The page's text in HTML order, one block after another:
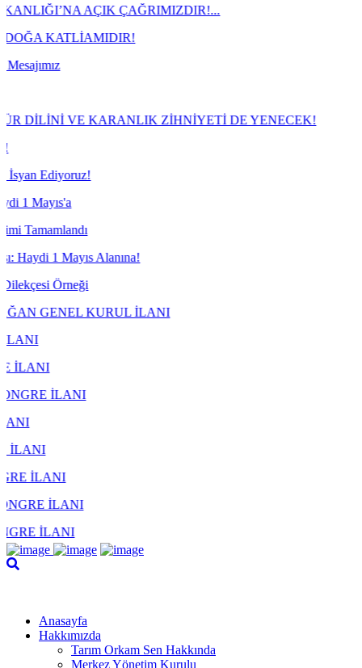
AÇIK ÇAĞRIMIZDIR!...
KARANLIK ZİHNİYETİ DE YENECEK!
Alanına!
KURUL İLANI
Anasayfa
Hakkımızda
Tarım Orkam Sen Hakkında
Merkez Yönetim Kurulu